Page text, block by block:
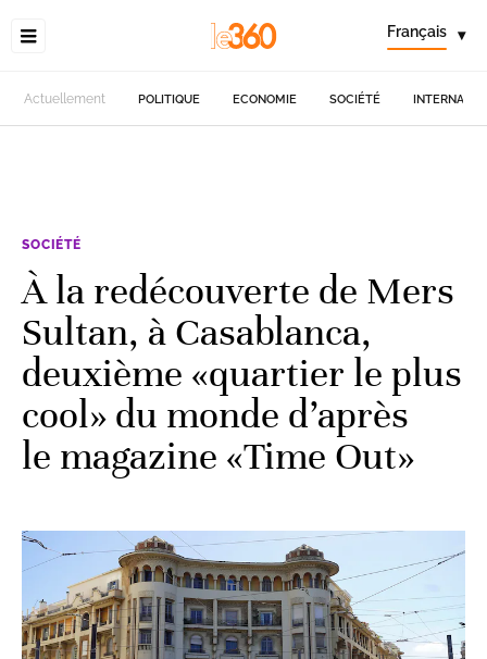
Français ▾
Actuellement POLITIQUE ECONOMIE SOCIÉTÉ
SOCIÉTÉ
À la redécouverte de Mers
Sultan, à Casablanca,
deuxième «quartier le plus
cool» du monde d’après
le magazine «Time Out»